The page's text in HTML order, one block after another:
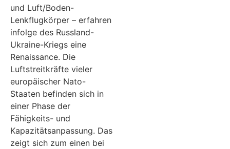
und Luft/Boden-
Lenkflugkörper – erfahren
infolge des Russland-
Ukraine-Kriegs eine
Renaissance. Die
Luftstreitkräfte vieler
europäischer Nato-
Staaten befinden sich in
einer Phase der
Fähigkeits- und
Kapazitätsanpassung. Das
zeigt sich zum einen bei